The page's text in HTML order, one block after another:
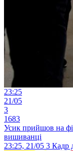
23:25
21/05
3
1683
Усик прийшов на
вишиванці
23:25, 21/05 3 Кадр